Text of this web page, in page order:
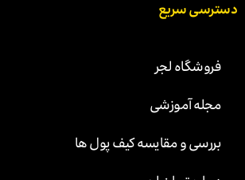
دسترسی سریع
فروشگاه لجر
مجله آموزشی
بررسی و مقایسه کیف پول ها